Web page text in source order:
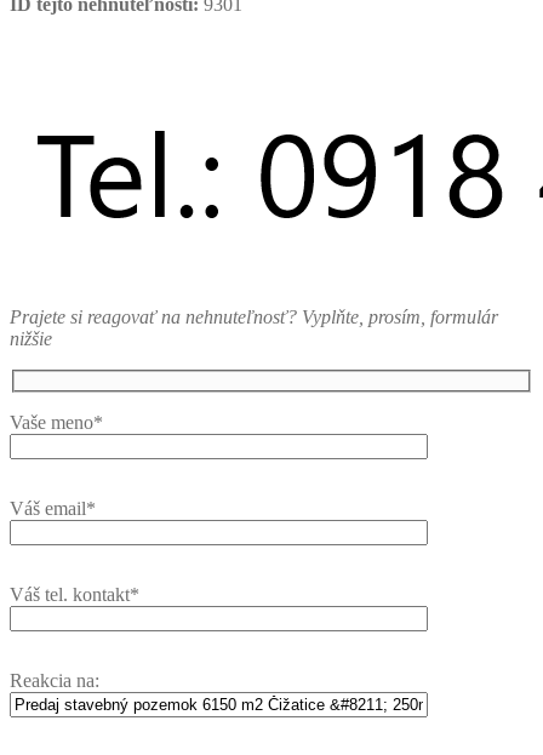
Prajete si reagovať na nehnuteľnosť? Vyplňte, prosím, formulár
nižšie
Vaše meno*
Váš email*
Váš tel. kontakt*
Reakcia na: